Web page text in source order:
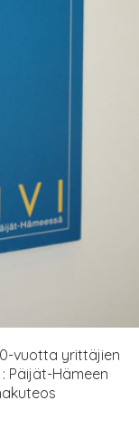
vuotta yrittäjien
Päijät-Hämeen